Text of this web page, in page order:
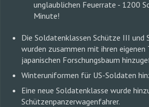
unglaublichen Feuerrate - 1200
Minute!
Die Soldatenklassen Schütze III und
wurden zusammen mit ihren eigenen
japanischen Forschungsbaum
Winteruniformen für US-Soldaten
Eine neue Soldatenklasse wurde
Schützenpanzerwagenfahrer.